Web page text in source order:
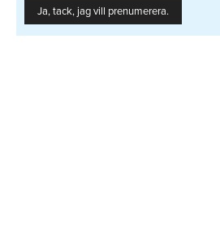
Ja, tack, jag vill prenumerera.